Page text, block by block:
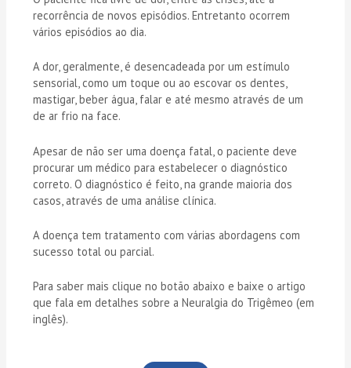
recorrência de novos episódios. Entretanto ocorrem
vários episódios ao dia.
A dor, geralmente, é desencadeada por um estímulo
sensorial, como um toque ou ao escovar os dentes,
mastigar, beber água, falar e até mesmo através de um
de ar frio na face.
Apesar de não ser uma doença fatal, o paciente deve
procurar um médico para estabelecer o diagnóstico
correto. O diagnóstico é feito, na grande maioria dos
casos, através de uma análise clínica.
A doença tem tratamento com várias abordagens com
sucesso total ou parcial.
Para saber mais clique no botão abaixo e baixe o artigo
que fala em detalhes sobre a Neuralgia do Trigêmeo (em
inglês).